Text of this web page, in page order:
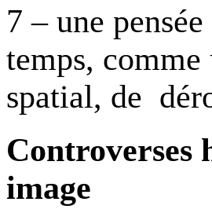
7 – une
temps,
spatial, de
Controverses
image